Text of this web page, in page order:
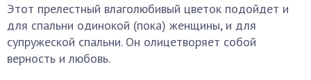
Этот прелестный влаголюбивый цветок подойдет и
для спальни одинокой (пока) женщины, и для
супружеской спальни. Он олицетворяет собой
верность и любовь.